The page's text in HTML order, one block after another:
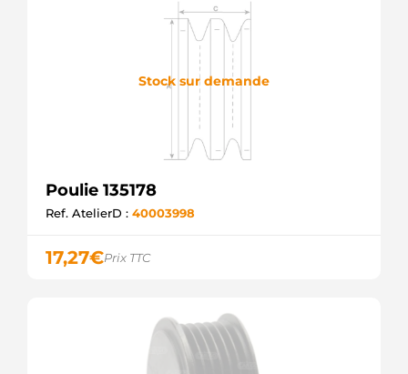
Stock sur demande
Poulie 135178
Ref. AtelierD : 40003998
17,27€Prix TTC